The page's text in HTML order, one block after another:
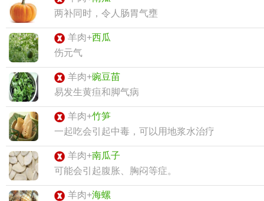
两补同时，令人肠胃气壅
羊肉+西瓜
伤元气
羊肉+豌豆苗
易发生黄疸和脚气病
羊肉+竹笋
一起吃会引起中毒，可以用地浆水治疗
羊肉+南瓜子
可能会引起腹胀、胸闷等症。
羊肉+海螺